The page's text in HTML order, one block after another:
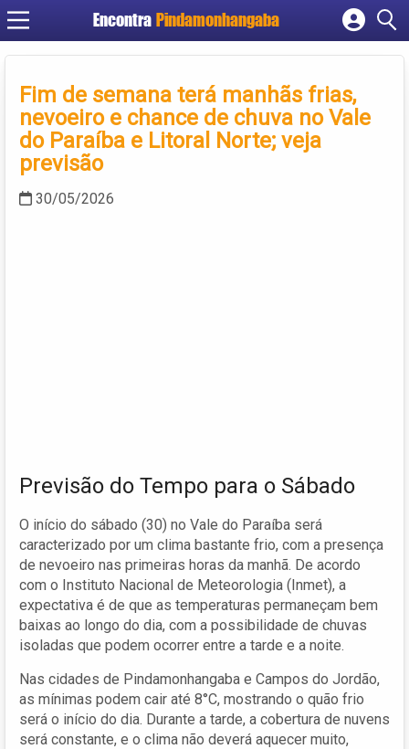
Encontra Pindamonhangaba
Cadastrar empresa
Criar conta
Fim de semana terá manhãs frias,
nevoeiro e chance de chuva no Vale
do Paraíba e Litoral Norte; veja
previsão
30/05/2026
Previsão do Tempo para o Sábado
O início do sábado (30) no Vale do Paraíba será
caracterizado por um clima bastante frio, com a presença
de nevoeiro nas primeiras horas da manhã. De acordo
com o Instituto Nacional de Meteorologia (Inmet), a
expectativa é de que as temperaturas permaneçam bem
baixas ao longo do dia, com a possibilidade de chuvas
isoladas que podem ocorrer entre a tarde e a noite.
Nas cidades de Pindamonhangaba e Campos do Jordão,
as mínimas podem cair até 8°C, mostrando o quão frio
será o início do dia. Durante a tarde, a cobertura de nuvens
será constante, e o clima não deverá aquecer muito,